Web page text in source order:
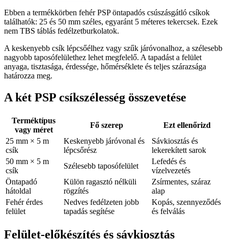
Ebben a termékkörben fehér PSP öntapadós csúszásgátló csíkok
találhatók: 25 és 50 mm széles, egyaránt 5 méteres tekercsek. Ezek
nem TBS táblás fedélzetburkolatok.
A keskenyebb csík lépcsőélhez vagy szűk járóvonalhoz, a szélesebb
nagyobb taposófelülethez lehet megfelelő. A tapadást a felület
anyaga, tisztasága, érdessége, hőmérséklete és teljes szárazsága
határozza meg.
A két PSP csíkszélesség összevetése
Terméktípus
vagy méret
Fő szerep
Ezt ellenőrizd
25 mm × 5 m
csík
Keskenyebb járóvonal és
lépcsőrész
Sávkiosztás és
lekerekített sarok
50 mm × 5 m
csík
Szélesebb taposófelület
Lefedés és
vízelvezetés
Öntapadó
hátoldal
Külön ragasztó nélküli
rögzítés
Zsírmentes, száraz
alap
Fehér érdes
felület
Nedves fedélzeten jobb
tapadás segítése
Kopás, szennyeződés
és felválás
Felület-előkészítés és sávkiosztás